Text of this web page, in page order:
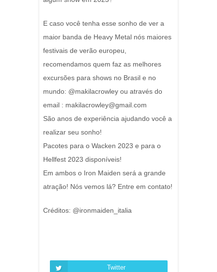
E caso você tenha esse sonho de ver a
maior banda de Heavy Metal nós maiores
festivais de verão europeu,
recomendamos quem faz as melhores
excursões para shows no Brasil e no
mundo: @makilacrowley ou através do
email : makilacrowley@gmail.com
São anos de experiência ajudando você a
realizar seu sonho!
Pacotes para o Wacken 2023 e para o
Hellfest 2023 disponíveis!
Em ambos o Iron Maiden será a grande
atração! Nós vemos lá? Entre em contato!
Créditos: @ironmaiden_italia
Twitter